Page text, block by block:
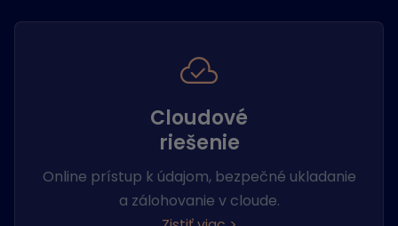
Cloudové
riešenie
Online prístup k údajom, bezpečné ukladanie
a zálohovanie v cloude.